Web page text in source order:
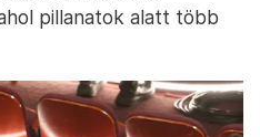
pillanatok alatt több